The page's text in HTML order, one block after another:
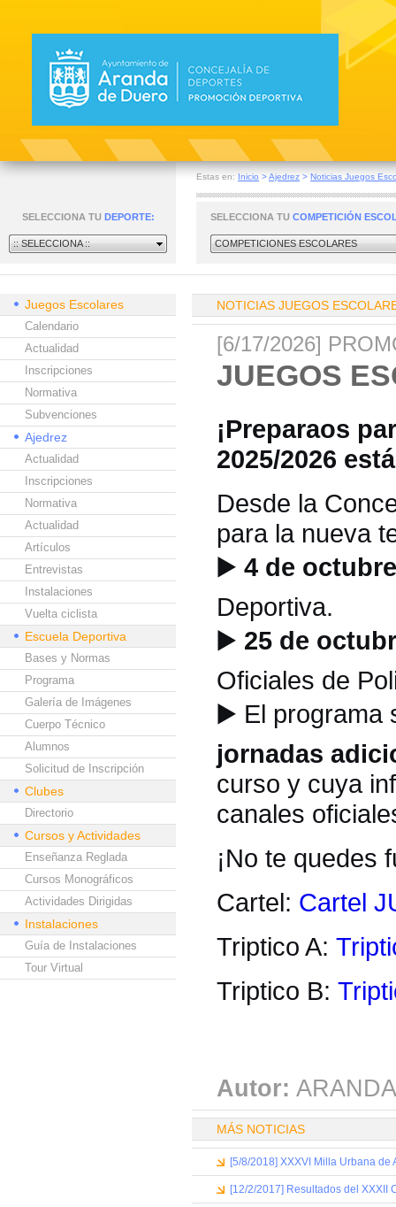
Estas en: Inicio >Ajedrez > Noticias Juegos
SELECCIONA TU DEPORTE:
:: SELECCIONA ::
SELECCIONA TU COMPETICIÓN
COMPETICIONES ESCOLARES
Juegos Escolares
Calendario
Actualidad
Inscripciones
Normativa
Subvenciones
Ajedrez
Actualidad
Inscripciones
Normativa
Actualidad
Artículos
Entrevistas
Instalaciones
Vuelta ciclista
Escuela Deportiva
Bases y Normas
Programa
Galería de Imágenes
Cuerpo Técnico
Alumnos
Solicitud de Inscripción
Clubes
Directorio
Cursos y Actividades
Enseñanza Reglada
Cursos Monográficos
Actividades Dirigidas
Instalaciones
Guía de Instalaciones
Tour Virtual
NOTICIAS JUEGOS
[6/17/2026]
JUEGOS
¡Preparaos
2025/2026
Desde la
para la nueva
▶️ 4 de
Deportiva.
▶️ 25 de
Oficiales de
▶️ El programa
jornadas
curso y cuya
canales
¡No te quedes
Cartel: Cartel
Triptico A:
Triptico B:
Autor:
MÁS NOTICIAS
[5/8/2018] XXXVI Milla Urbana de
[12/2/2017] Resultados del XXXII